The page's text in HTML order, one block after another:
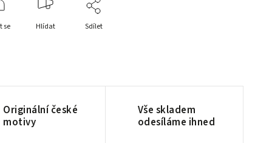
se Hlídat Sdílet
Originální české
motivy
Vše skladem
odesíláme ihned